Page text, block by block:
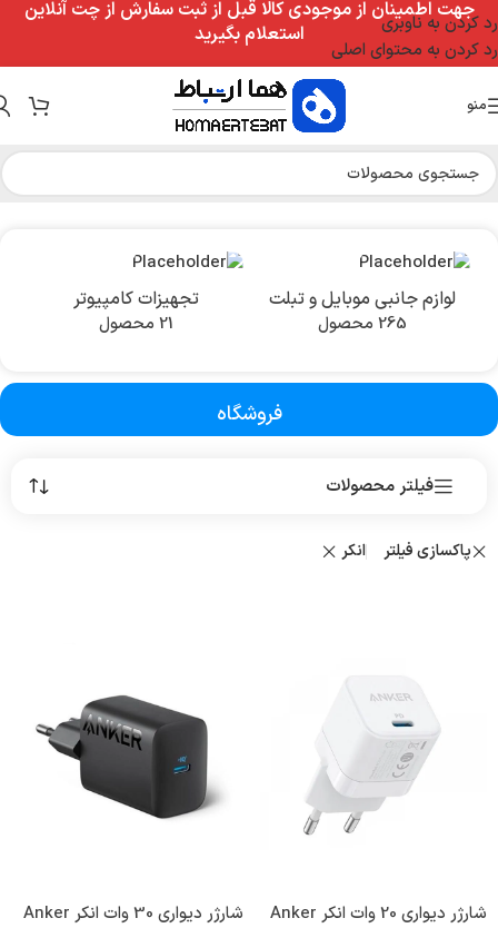
رد کردن به ناوبری
رد کردن به محتوای اصلی
جهت اطمینان از موجودی کالا قبل از ثبت سفارش از چت آنلاین
استعلام بگیرید
منو
خانه/فروشگاه
لوازم جانبی موبایل و تبلت
265 محصول
تجهیزات کامپیوتر
21 محصول
فروشگاه
فیلتر محصولات
پاکسازی فیلتر انکر
شارژر دیواری 20 وات انکر Anker
شارژر دیواری 30 وات انکر Anker